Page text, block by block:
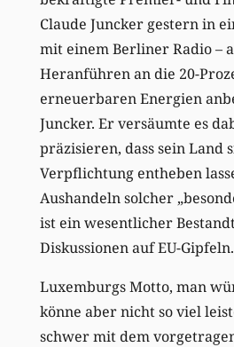
Claude Juncker gestern in
mit einem Berliner Radio –
Heranführen an die 20-
erneuerbaren Energien
Juncker. Er versäumte es
präzisieren, dass sein Land
Verpflichtung entheben
Aushandeln solcher
ist ein wesentlicher
Diskussionen auf EU-Gipfeln.
Luxemburgs Motto, man
könne aber nicht so viel
schwer mit dem